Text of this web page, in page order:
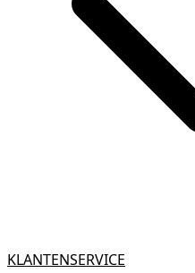
KLANTENSERVICE